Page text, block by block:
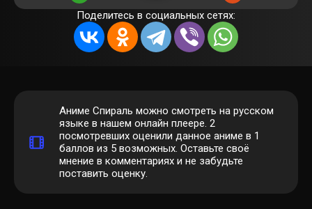
Поделитесь в социальных сетях:
Аниме Спираль можно смотреть на русском
языке в нашем онлайн плеере. 2
посмотревших оценили данное аниме в 1
баллов из 5 возможных. Оставьте своё
мнение в комментариях и не забудьте
поставить оценку.